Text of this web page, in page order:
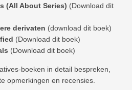
(All About Series) (Download dit
derivaten (download dit boek)
(Download dit boek)
(Download dit boek)
boeken in detail bespreken,
opmerkingen en recensies.